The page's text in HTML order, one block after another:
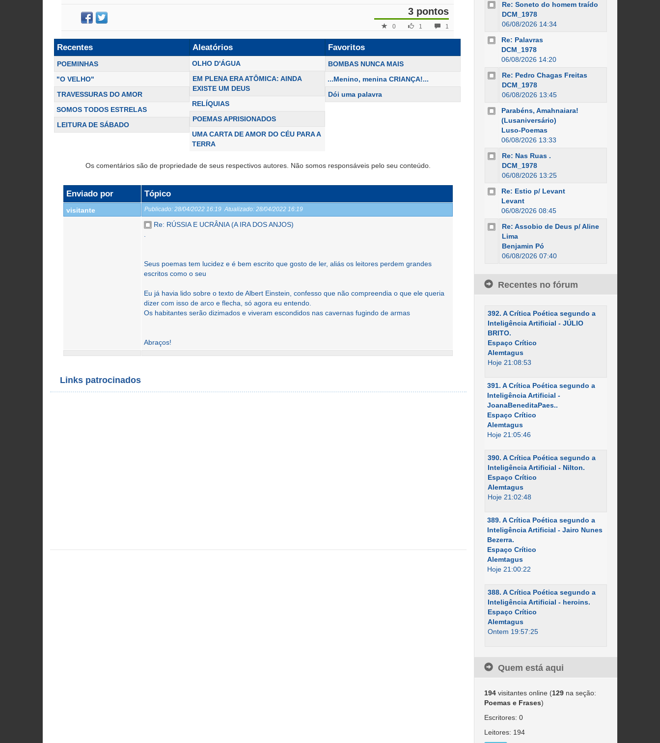
3 pontos
1
1
0
Recentes
POEMINHAS
"O VELHO"
TRAVESSURAS DO AMOR
SOMOS TODOS ESTRELAS
LEITURA DE SÁBADO
Aleatórios
OLHO D'ÁGUA
EM PLENA ERA ATÔMICA: AINDA
EXISTE UM DEUS
RELÍQUIAS
POEMAS APRISIONADOS
UMA CARTA DE AMOR DO CÉU PARA A
TERRA
Favoritos
BOMBAS NUNCA MAIS
...Menino, menina CRIANÇA!...
Dói uma palavra
Os comentários são de propriedade de seus respectivos autores. Não somos responsáveis pelo seu conteúdo.
Enviado por Tópico
visitante Publicado: 28/04/2022 16:19 Atualizado: 28/04/2022 16:19
Re: RÚSSIA E UCRÂNIA (A IRA DOS ANJOS)
Seus poemas tem lucidez e é bem escrito que gosto de ler, aliás os leitores perdem grandes
escritos como o seu
Eu já havia lido sobre o texto de Albert Einstein, confesso que não compreendia o que ele queria
dizer com isso de arco e flecha, só agora eu entendo.
Os habitantes serão dizimados e viveram escondidos nas cavernas fugindo de armas
Abraços!
Links patrocinados
Re: Soneto do homem traído
DCM_1978
06/08/2026 14:34
Re: Palavras
DCM_1978
06/08/2026 14:20
Re: Pedro Chagas Freitas
DCM_1978
06/08/2026 13:45
Parabéns, Amahnaiara!
(Lusaniversário)
Luso-Poemas
06/08/2026 13:33
Re: Nas Ruas .
DCM_1978
06/08/2026 13:25
Re: Estio p/ Levant
Levant
06/08/2026 08:45
Re: Assobio de Deus p/ Aline
Lima
Benjamin Pó
06/08/2026 07:40
Recentes no fórum
392. A Crítica Poética segundo a
Inteligência Artificial - JÚLIO
BRITO.
Espaço Crítico
Alemtagus
Hoje 21:08:53
391. A Crítica Poética segundo a
Inteligência Artificial -
JoanaBeneditaPaes..
Espaço Crítico
Alemtagus
Hoje 21:05:46
390. A Crítica Poética segundo a
Inteligência Artificial - Nilton.
Espaço Crítico
Alemtagus
Hoje 21:02:48
389. A Crítica Poética segundo a
Inteligência Artificial - Jairo Nunes
Bezerra.
Espaço Crítico
Alemtagus
Hoje 21:00:22
388. A Crítica Poética segundo a
Inteligência Artificial - heroins.
Espaço Crítico
Alemtagus
Ontem 19:57:25
Quem está aqui
194visitantes online (129na seção:
Poemas e Frases)
Escritores: 0
Leitores: 194